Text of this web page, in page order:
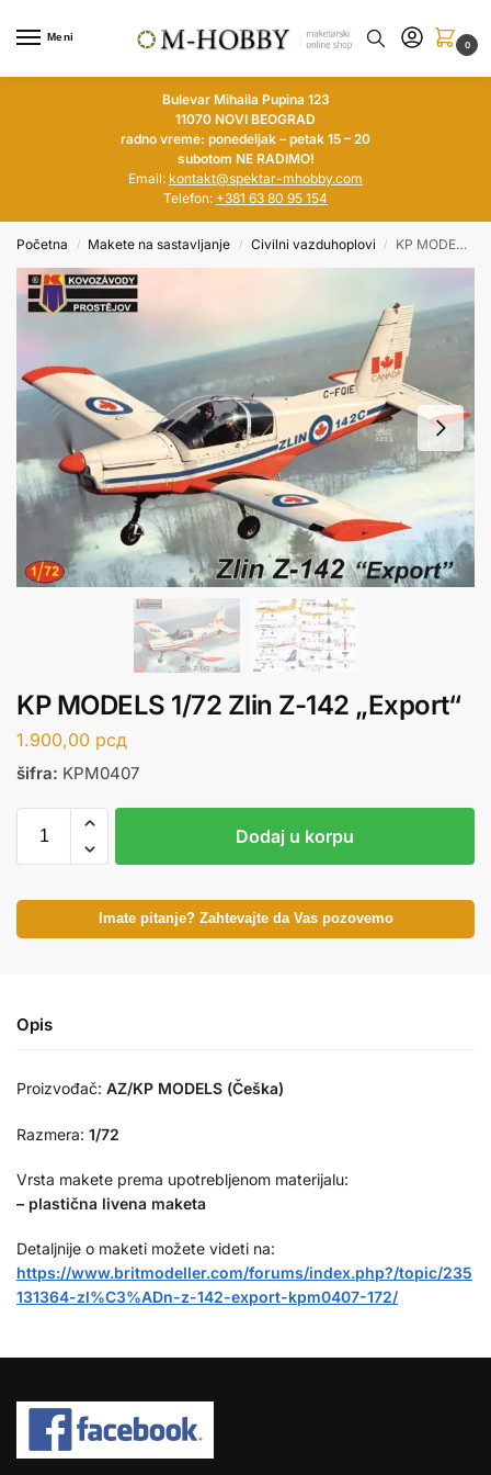
Meni
0
Bulevar Mihaila Pupina 123
11070 NOVI BEOGRAD
radno vreme: ponedeljak – petak 15 – 20
subotom NE RADIMO!
Email: kontakt@spektar-mhobby.com
Telefon: +381 63 80 95 154
Početna / Makete na sastavljanje / Civilni vazduhoplovi / KP MODELS 1/72 Zlin Z-142 „Export“
KP MODELS 1/72 Zlin Z-142 „Export“
1.900,00 рсд
šifra: KPM0407
Dodaj u korpu
Imate pitanje? Zahtevajte da Vas pozovemo
Opis
Proizvođač: AZ/KP MODELS (Češka)
Razmera: 1/72
Vrsta makete prema upotrebljenom materijalu:
– plastična livena maketa
Detaljnije o maketi možete videti na:
https://www.britmodeller.com/forums/index.php?/topic/235
131364-zl%C3%ADn-z-142-export-kpm0407-172/